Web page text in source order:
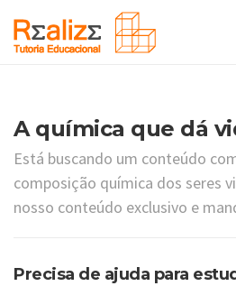
A química que dá
Está buscando um conteúdo
composição química dos seres
nosso conteúdo exclusivo e
Precisa de ajuda para